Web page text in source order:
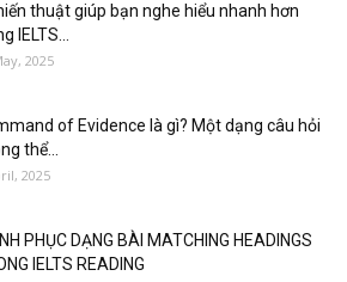
thuật giúp bạn nghe hiểu nhanh hơn
IELTS...
2025
of Evidence là gì? Một dạng câu hỏi
thể...
2025
PHỤC DẠNG BÀI MATCHING HEADINGS
IELTS READING